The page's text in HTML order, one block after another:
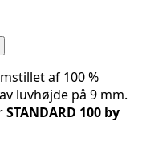
af 100 %
luvhøjde på 9 mm.
STANDARD 100 by